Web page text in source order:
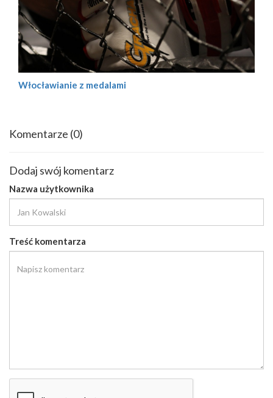
Włocławianie z medalami
Komentarze (0)
Dodaj swój komentarz
Nazwa użytkownika
Treść komentarza